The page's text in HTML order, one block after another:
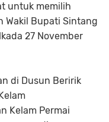
untuk memilih
Wakil Bupati Sintang
27 November
di Dusun Beririk
Kelam Permai